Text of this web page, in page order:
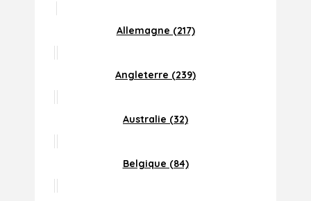
Allemagne (217)
Angleterre (239)
Australie (32)
Belgique (84)